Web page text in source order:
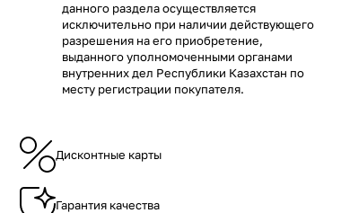
данного раздела осуществляется
исключительно при наличии действующего
разрешения на его приобретение,
выданного уполномоченными органами
внутренних дел Республики Казахстан по
месту регистрации покупателя.
Дисконтные карты
Гарантия качества